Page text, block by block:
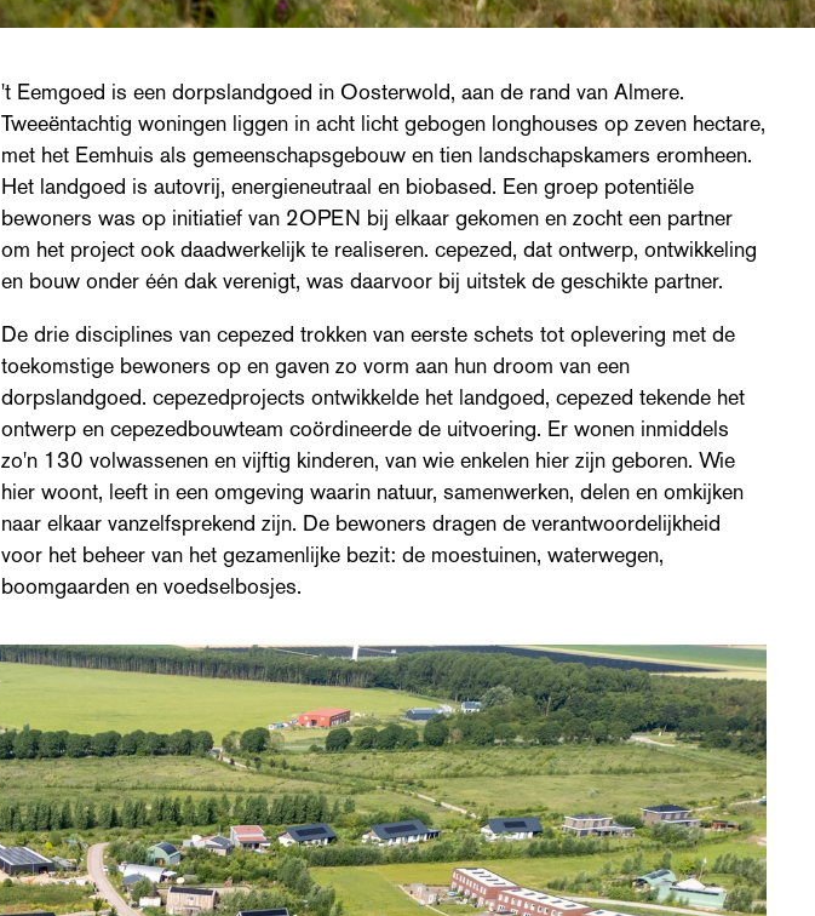
't Eemgoed is een dorpslandgoed in Oosterwold, aan de rand van Almere.
Tweeëntachtig woningen liggen in acht licht gebogen longhouses op zeven hectare,
met het Eemhuis als gemeenschapsgebouw en tien landschapskamers eromheen.
Het landgoed is autovrij, energieneutraal en biobased. Een groep potentiële
bewoners was op initiatief van 2OPEN bij elkaar gekomen en zocht een partner
om het project ook daadwerkelijk te realiseren. cepezed, dat ontwerp, ontwikkeling
en bouw onder één dak verenigt, was daarvoor bij uitstek de geschikte partner.
De drie disciplines van cepezed trokken van eerste schets tot oplevering met de
toekomstige bewoners op en gaven zo vorm aan hun droom van een
dorpslandgoed. cepezedprojects ontwikkelde het landgoed, cepezed tekende het
ontwerp en cepezedbouwteam coördineerde de uitvoering. Er wonen inmiddels
zo'n 130 volwassenen en vijftig kinderen, van wie enkelen hier zijn geboren. Wie
hier woont, leeft in een omgeving waarin natuur, samenwerken, delen en omkijken
naar elkaar vanzelfsprekend zijn. De bewoners dragen de verantwoordelijkheid
voor het beheer van het gezamenlijke bezit: de moestuinen, waterwegen,
boomgaarden en voedselbosjes.